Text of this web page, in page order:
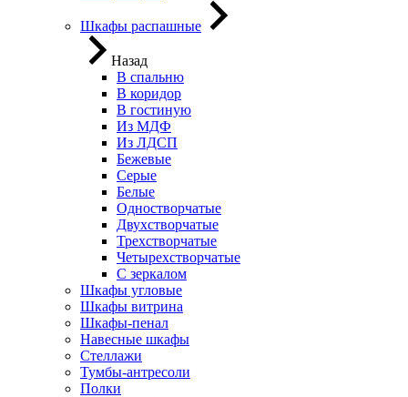
Шкафы распашные
Назад
В спальню
В коридор
В гостиную
Из МДФ
Из ЛДСП
Бежевые
Серые
Белые
Одностворчатые
Двухстворчатые
Трехстворчатые
Четырехстворчатые
С зеркалом
Шкафы угловые
Шкафы витрина
Шкафы-пенал
Навесные шкафы
Стеллажи
Тумбы-антресоли
Полки